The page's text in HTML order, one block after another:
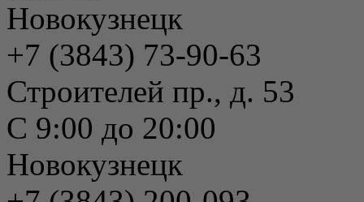
Новокузнецк
+7 (3843) 73-90-63
Строителей пр., д. 53
С 9:00 до 20:00
Новокузнецк